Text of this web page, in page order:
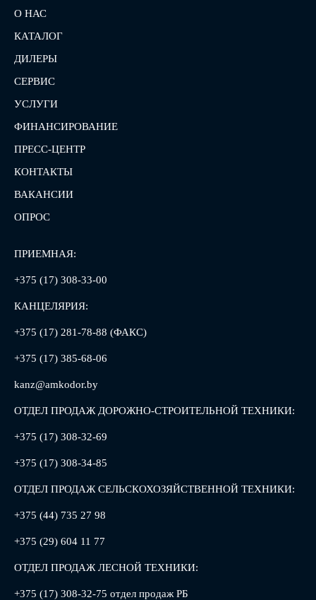
О НАС
КАТАЛОГ
ДИЛЕРЫ
СЕРВИС
УСЛУГИ
ФИНАНСИРОВАНИЕ
ПРЕСС-ЦЕНТР
КОНТАКТЫ
ВАКАНСИИ
ОПРОС
ПРИЕМНАЯ:
+375 (17) 308-33-00
КАНЦЕЛЯРИЯ:
+375 (17) 281-78-88 (ФАКС)
+375 (17) 385-68-06
kanz@amkodor.by
ОТДЕЛ ПРОДАЖ ДОРОЖНО-СТРОИТЕЛЬНОЙ ТЕХНИКИ:
+375 (17) 308-32-69
+375 (17) 308-34-85
ОТДЕЛ ПРОДАЖ СЕЛЬСКОХОЗЯЙСТВЕННОЙ ТЕХНИКИ:
+375 (44) 735 27 98
+375 (29) 604 11 77
ОТДЕЛ ПРОДАЖ ЛЕСНОЙ ТЕХНИКИ:
+375 (17) 308-32-75 отдел продаж РБ